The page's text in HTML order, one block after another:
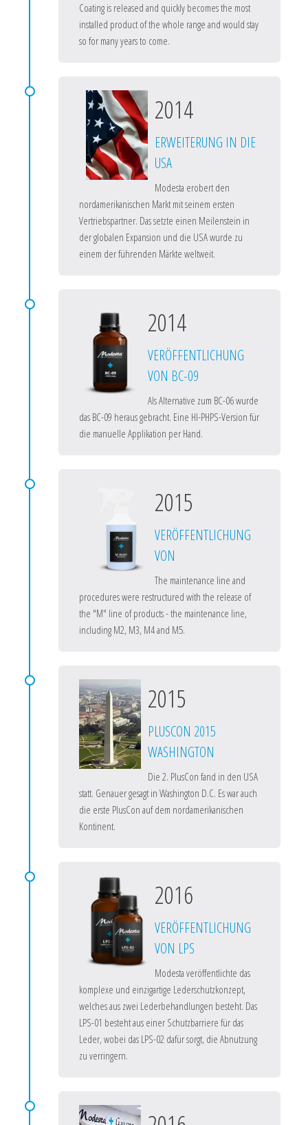
Coating is released and quickly becomes the most
installed product of the whole range and would stay
so for many years to come.
2014
ERWEITERUNG IN DIE
USA
Modesta erobert den
nordamerikanischen Markt mit seinem ersten
Vertriebspartner. Das setzte einen Meilenstein in
der globalen Expansion und die USA wurde zu
einem der führenden Märkte weltweit.
2014
VERÖFFENTLICHUNG
VON BC-09
Als Alternative zum BC-06 wurde
das BC-09 heraus gebracht. Eine HI-PHPS-Version für
die manuelle Applikation per Hand.
2015
VERÖFFENTLICHUNG
VON
The maintenance line and
procedures were restructured with the release of
the "M" line of products - the maintenance line,
including M2, M3, M4 and M5.
2015
PLUSCON 2015
WASHINGTON
Die 2. PlusCon fand in den USA
statt. Genauer gesagt in Washington D.C. Es war auch
die erste PlusCon auf dem nordamerikanischen
Kontinent.
2016
VERÖFFENTLICHUNG
VON LPS
Modesta veröffentlichte das
komplexe und einzigartige Lederschutzkonzept,
welches aus zwei Lederbehandlungen besteht. Das
LPS-01 besteht aus einer Schutzbarriere für das
Leder, wobei das LPS-02 dafür sorgt, die Abnutzung
zu verringern.